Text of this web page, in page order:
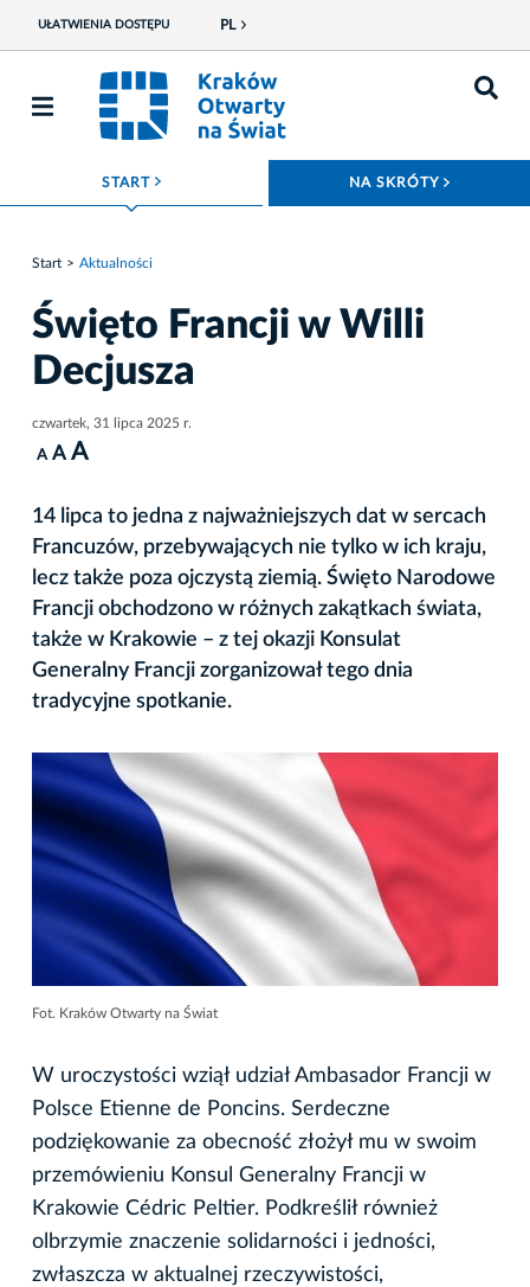
UŁATWIENIA DOSTĘPU PL
START ROZWIŃ MENU NA SKRÓTY
Start Aktualności
Święto Francji w Willi
Decjusza
czwartek, 31 lipca 2025 r.
A A A
14 lipca to jedna z najważniejszych dat w sercach
Francuzów, przebywających nie tylko w ich kraju,
lecz także poza ojczystą ziemią. Święto Narodowe
Francji obchodzono w różnych zakątkach świata,
także w Krakowie – z tej okazji Konsulat
Generalny Francji zorganizował tego dnia
tradycyjne spotkanie.
Fot. Kraków Otwarty na Świat
W uroczystości wziął udział Ambasador Francji w
Polsce Etienne de Poncins. Serdeczne
podziękowanie za obecność złożył mu w swoim
przemówieniu Konsul Generalny Francji w
Krakowie Cédric Peltier. Podkreślił również
olbrzymie znaczenie solidarności i jedności,
zwłaszcza w aktualnej rzeczywistości,